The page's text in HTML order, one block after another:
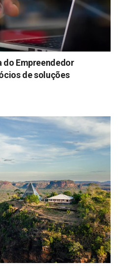
do Empreendedor
de soluções